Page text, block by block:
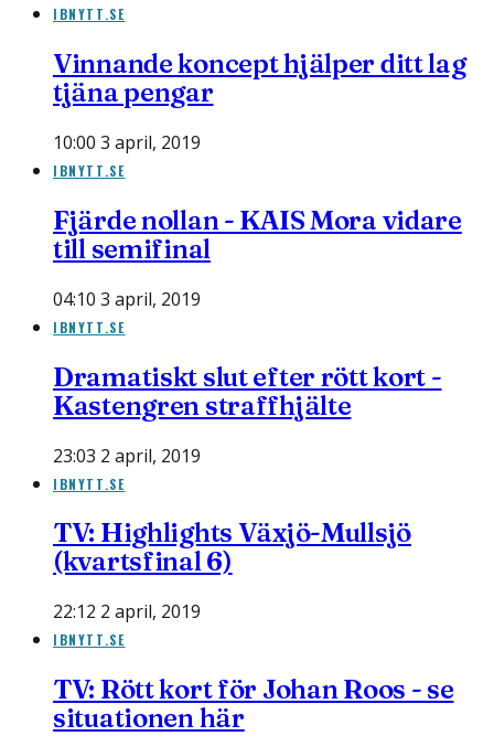
IBNYTT.SE
Vinnande koncept hjälper ditt lag
tjäna pengar
10:00 3 april, 2019
IBNYTT.SE
Fjärde nollan - KAIS Mora vidare
till semifinal
04:10 3 april, 2019
IBNYTT.SE
Dramatiskt slut efter rött kort -
Kastengren straffhjälte
23:03 2 april, 2019
IBNYTT.SE
TV: Highlights Växjö-Mullsjö
(kvartsfinal 6)
22:12 2 april, 2019
IBNYTT.SE
TV: Rött kort för Johan Roos - se
situationen här